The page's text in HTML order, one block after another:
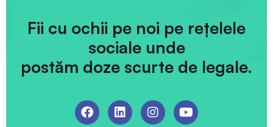
Fii cu ochii pe noi pe rețelele
sociale unde
postăm doze scurte de legale.